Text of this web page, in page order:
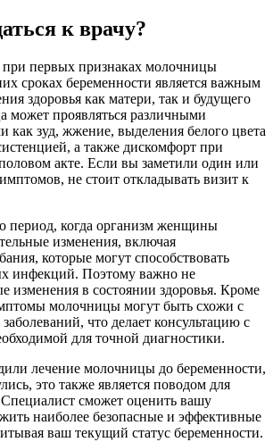
к врачу?
первых признаках молочницы
сроках беременности является важным
здоровья как матери, так и будущего
может проявляться различными
как зуд, жжение, выделения белого цвета
а также дискомфорт при
акте. Если вы заметили один или
не стоит откладывать визит к
период, когда организм женщины
изменения, включая
которые могут способствовать
инфекций. Поэтому важно не
изменения в состоянии здоровья. Кроме
молочницы могут быть схожи с
что делает консультацию с
для точной диагностики.
лечение молочницы до беременности,
это также является поводом для
сможет оценить вашу
наиболее безопасные и эффективные
ваш текущий статус беременности.